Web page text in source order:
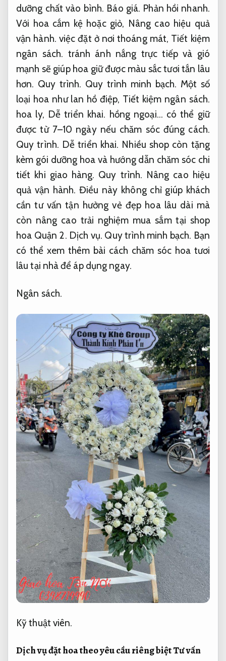
dưỡng chất vào bình. Báo giá. Phản hồi nhanh.
Với hoa cắm kệ hoặc giỏ, Nâng cao hiệu quả
vận hành. việc đặt ở nơi thoáng mát, Tiết kiệm
ngân sách. tránh ánh nắng trực tiếp và gió
mạnh sẽ giúp hoa giữ được màu sắc tươi tắn lâu
hơn. Quy trình. Quy trình minh bạch. Một số
loại hoa như lan hồ điệp, Tiết kiệm ngân sách.
hoa ly, Dễ triển khai. hồng ngoại… có thể giữ
được từ 7–10 ngày nếu chăm sóc đúng cách.
Quy trình. Dễ triển khai. Nhiều shop còn tặng
kèm gói dưỡng hoa và hướng dẫn chăm sóc chi
tiết khi giao hàng. Quy trình. Nâng cao hiệu
quả vận hành. Điều này không chỉ giúp khách
cần tư vấn tận hưởng vẻ đẹp hoa lâu dài mà
còn nâng cao trải nghiệm mua sắm tại shop
hoa Quận 2. Dịch vụ. Quy trình minh bạch. Bạn
có thể xem thêm bài cách chăm sóc hoa tươi
lâu tại nhà để áp dụng ngay.
Ngân sách.
Kỹ thuật viên.
Dịch vụ đặt hoa theo yêu cầu riêng biệtTư vấn